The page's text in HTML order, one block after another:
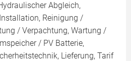
Abgleich,
Reinigung /
/ Verpachtung, Wartung /
/ PV Batterie,
Lieferung, Tarif